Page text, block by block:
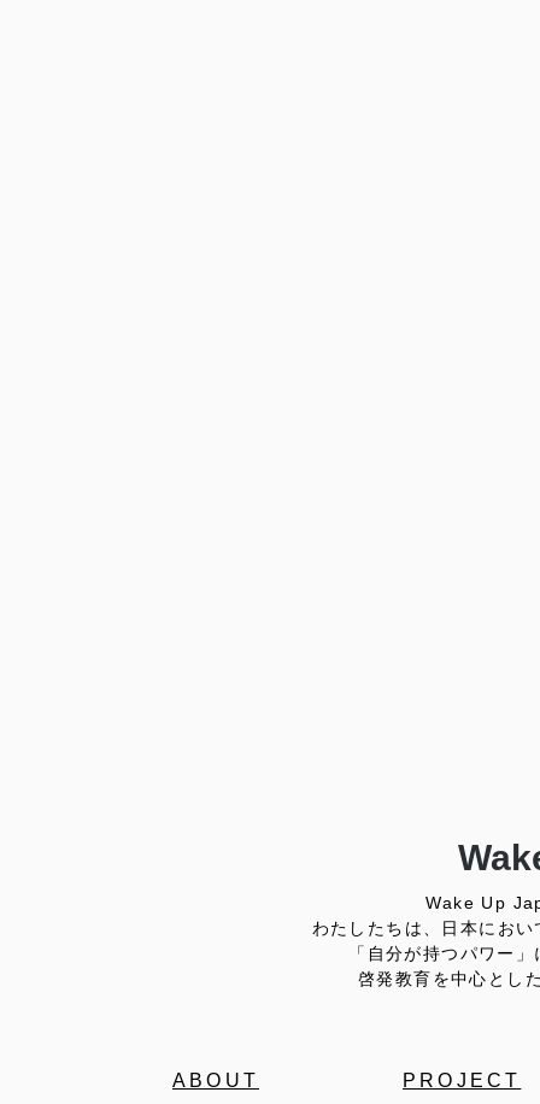
Wake Up
わたしたちは、日本にお
「自分が持つパワー
啓発教育を中心とし
ABOUT PROJECT